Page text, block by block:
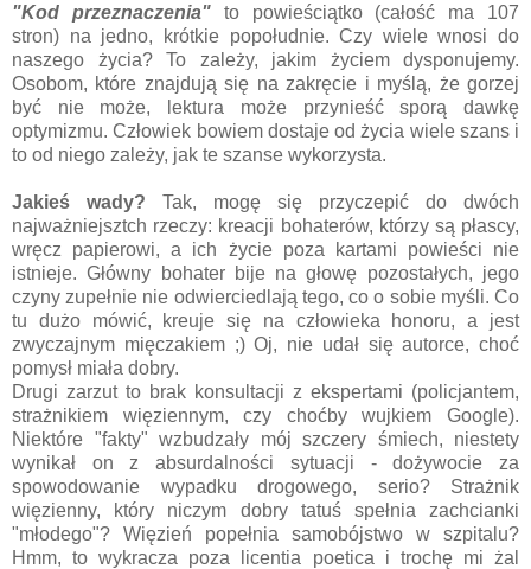
"Kod przeznaczenia" to powieściątko (całość ma 107
stron) na jedno, krótkie popołudnie. Czy wiele wnosi do
naszego życia? To zależy, jakim życiem dysponujemy.
Osobom, które znajdują się na zakręcie i myślą, że gorzej
być nie może, lektura może przynieść sporą dawkę
optymizmu. Człowiek bowiem dostaje od życia wiele szans i
to od niego zależy, jak te szanse wykorzysta.
Jakieś wady? Tak, mogę się przyczepić do dwóch
najważniejsztch rzeczy: kreacji bohaterów, którzy są płascy,
wręcz papierowi, a ich życie poza kartami powieści nie
istnieje. Główny bohater bije na głowę pozostałych, jego
czyny zupełnie nie odwierciedlają tego, co o sobie myśli. Co
tu dużo mówić, kreuje się na człowieka honoru, a jest
zwyczajnym mięczakiem ;) Oj, nie udał się autorce, choć
pomysł miała dobry.
Drugi zarzut to brak konsultacji z ekspertami (policjantem,
strażnikiem więziennym, czy choćby wujkiem Google).
Niektóre "fakty" wzbudzały mój szczery śmiech, niestety
wynikał on z absurdalności sytuacji - dożywocie za
spowodowanie wypadku drogowego, serio? Strażnik
więzienny, który niczym dobry tatuś spełnia zachcianki
"młodego"? Więzień popełnia samobójstwo w szpitalu?
Hmm, to wykracza poza licentia poetica i trochę mi żal